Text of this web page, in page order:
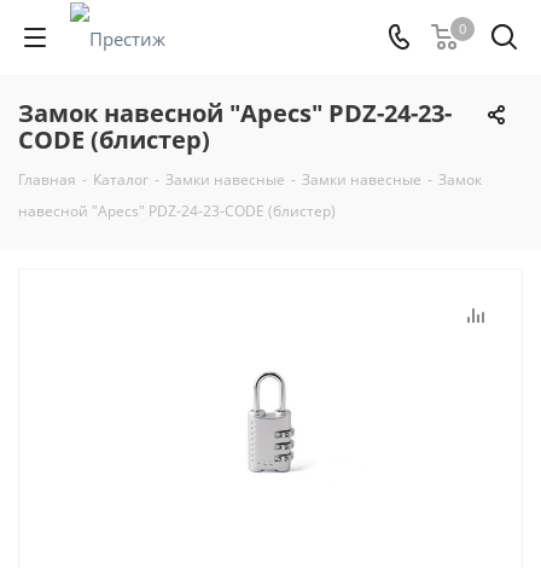
0
Замок навесной "Apecs" PDZ-24-23-
CODE (блистер)
Главная - Каталог - Замки навесные - Замки навесные - Замок
навесной "Apecs" PDZ-24-23-CODE (блистер)